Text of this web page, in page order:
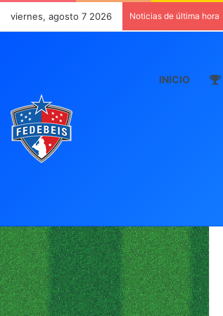
viernes, agosto 7 2026 Noticias de última hora
INICIO